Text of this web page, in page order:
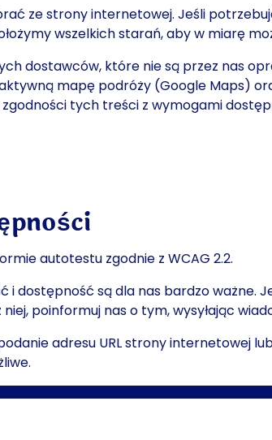
ze strony internetowej. Jeśli
do wysyłania wiadomości e-
wszelkich starań, aby w miarę
dostawców, które nie są przez nas
mapę podróży (Google Maps)
tych treści z wymogami
autotestu zgodnie z WCAG 2.2.
dostępność są dla nas bardzo ważne.
poinformuj nas o tym, wysyłając
adresu URL strony internetowej